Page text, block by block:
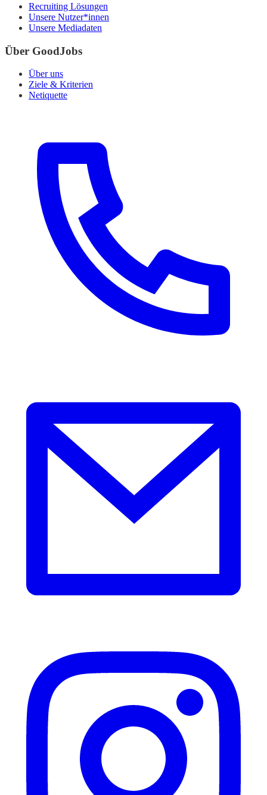
Recruiting Lösungen
Unsere Nutzer*innen
Unsere Mediadaten
Über GoodJobs
Über uns
Ziele & Kriterien
Netiquette